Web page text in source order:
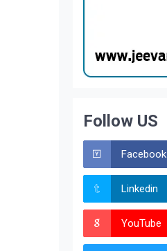
Follow US
Facebook
Linkedin
YouTube